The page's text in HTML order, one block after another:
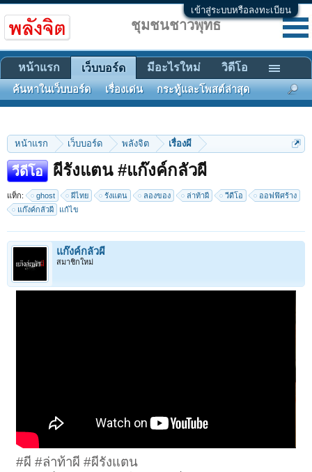
เข้าสู่ระบบหรือลงทะเบียน
หน้าแรก เว็บบอร์ด พลังจิต เรื่องผี
วีดีโอ ผีรังแตน #แก๊งค์กลัวผี
แท็ก: ghost ผีไทย รังแตน ลองของ ล่าท้าผี วีดีโอ
ออฟฟิศร้าง
แก๊งค์กลัวผี
แก้ไข
แก๊งค์กลัวผี
สมาชิกใหม่
#ผี #ล่าท้าผี #ผีรังแตน
ชุมชนชาวพุทธ
หน้าแรก เว็บบอร์ด
ค้นหาในเว็บบอร์ด เรื่องเด่น กระทู้และโพสต์ล่าสุด
มีอะไรใหม่ วิดีโอ